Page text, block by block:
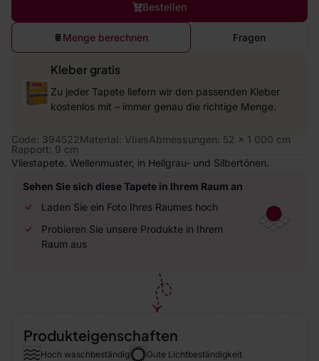
Bestellen
Menge berechnen Fragen
Kleber gratis
Zu jeder Tapete liefern wir den passenden Kleber
kostenlos mit – immer genau die richtige Menge.
Code: 394522Material: VliesAbmessungen: 52 x 1 000 cm
Rapport: 9 cm
Vliestapete. Wellenmuster, in Hellgrau- und Silbertönen.
Sehen Sie sich diese Tapete in Ihrem Raum an
Laden Sie ein Foto Ihres Raumes hoch
Probieren Sie unsere Produkte in Ihrem
Raum aus
Produkteigenschaften
Hoch waschbeständig
Gute Lichtbeständigkeit